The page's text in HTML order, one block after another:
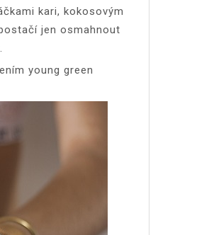
kari, kokosovým
jen osmahnout
young green